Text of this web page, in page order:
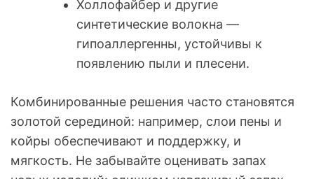
Холлофайбер и другие
синтетические волокна —
гипоаллергенны, устойчивы к
появлению пыли и плесени.
Комбинированные решения часто становятся
золотой серединой: например, слои пены и
койры обеспечивают и поддержку, и
мягкость. Не забывайте оценивать запах